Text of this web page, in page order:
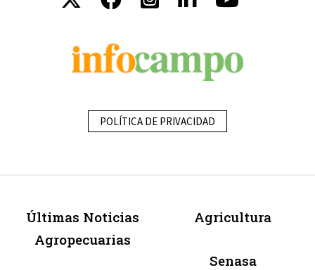
POLÍTICA DE PRIVACIDAD
Últimas Noticias
Agropecuarias
Agricultura
Senasa